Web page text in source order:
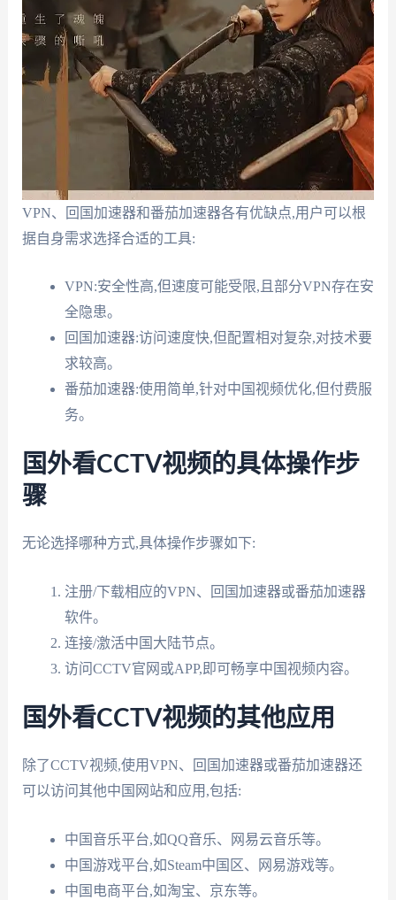
VPN、回国加速器和番茄加速器各有优缺点,用户可以根
据自身需求选择合适的工具:
VPN:安全性高,但速度可能受限,且部分VPN存在安
全隐患。
回国加速器:访问速度快,但配置相对复杂,对技术要
求较高。
番茄加速器:使用简单,针对中国视频优化,但付费服
务。
国外看CCTV视频的具体操作步
骤
无论选择哪种方式,具体操作步骤如下:
注册/下载相应的VPN、回国加速器或番茄加速器
软件。
连接/激活中国大陆节点。
访问CCTV官网或APP,即可畅享中国视频内容。
国外看CCTV视频的其他应用
除了CCTV视频,使用VPN、回国加速器或番茄加速器还
可以访问其他中国网站和应用,包括:
中国音乐平台,如QQ音乐、网易云音乐等。
中国游戏平台,如Steam中国区、网易游戏等。
中国电商平台,如淘宝、京东等。